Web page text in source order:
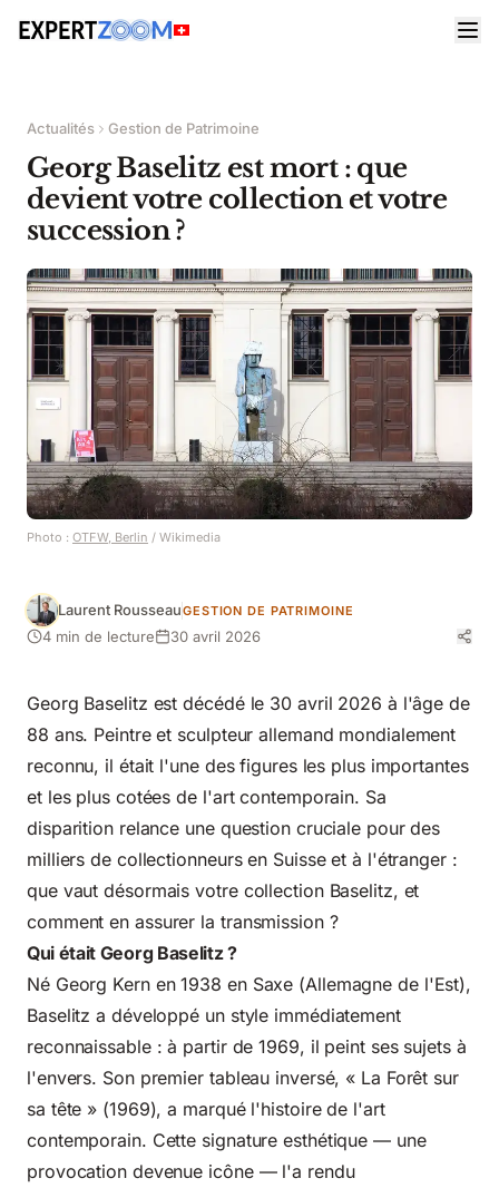
Actualités Gestion de Patrimoine
Georg Baselitz est mort : que
devient votre collection et votre
succession ?
Photo : OTFW, Berlin / Wikimedia
Laurent RousseauGESTION DE PATRIMOINE
4 min de lecture 30 avril 2026
Georg Baselitz est décédé le 30 avril 2026 à l'âge de
88 ans. Peintre et sculpteur allemand mondialement
reconnu, il était l'une des figures les plus importantes
et les plus cotées de l'art contemporain. Sa
disparition relance une question cruciale pour des
milliers de collectionneurs en Suisse et à l'étranger :
que vaut désormais votre collection Baselitz, et
comment en assurer la transmission ?
Qui était Georg Baselitz ?
Né Georg Kern en 1938 en Saxe (Allemagne de l'Est),
Baselitz a développé un style immédiatement
reconnaissable : à partir de 1969, il peint ses sujets à
l'envers. Son premier tableau inversé, « La Forêt sur
sa tête » (1969), a marqué l'histoire de l'art
contemporain. Cette signature esthétique — une
provocation devenue icône — l'a rendu